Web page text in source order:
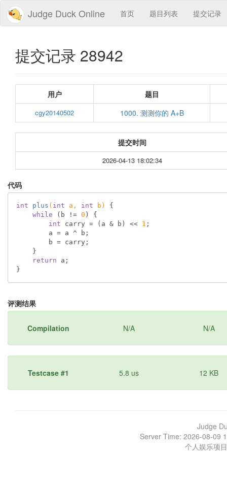
Judge Duck Online 首页 题目列表 提交记录
提交记录 28942
用户 题目
cgy20140502 1000. 测测你的 A+B
提交时间
2026-04-13 18:02:34
代码
int plus ( int a, int b)
{
while (b != 0 ) {
int carry = (a & b) << 1 ;
return a;
}
评测结果
Compilation N/A N/A
Testcase #1 5.8 us 12 KB
Judge
Server Time: 2026-08-09
个人娱乐项